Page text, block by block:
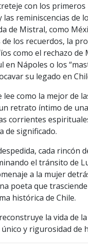
con los primeros
las reminiscencias de
de Mistral, como
de los recuerdos, la
como el rechazo de
en Nápoles o los
su legado en
lee como la mejor de
retrato íntimo de
corrientes
de significado.
cada rincón
el tránsito de
a la mujer
poeta que
histórica de Chile.
la vida de
y rigurosidad de